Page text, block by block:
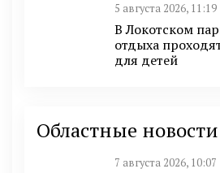
5 августа 2026, 11:19
В Локотском
отдыха
для детей
Областные новости
7 августа 2026, 10:07